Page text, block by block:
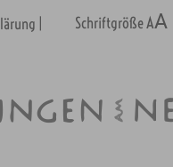
SchriftgrößeAA